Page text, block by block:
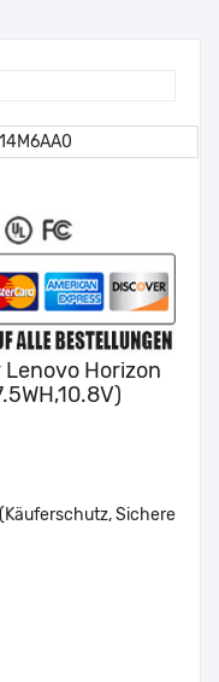
Lenovo Horizon
(Käuferschutz, Sichere